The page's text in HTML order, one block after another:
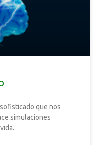
que nos
simulaciones